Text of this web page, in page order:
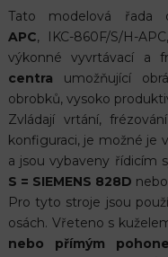
Tato modelová řada
APC, IKC-860F/S/H-
výkonné vyvrtávací a
centra umožňující
obrobků, vysoko
Zvládají vrtání,
konfiguraci, je možné je
a jsou vybaveny řídicím
S = SIEMENS 828D nebo
Pro tyto stroje jsou
osách. Vřeteno s
nebo přímým